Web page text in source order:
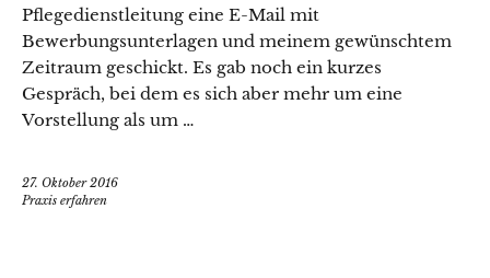
Pflegedienstleitung eine E-Mail mit
Bewerbungsunterlagen und meinem gewünschtem
Zeitraum geschickt. Es gab noch ein kurzes
Gespräch, bei dem es sich aber mehr um eine
Vorstellung als um …
27. Oktober 2016
Praxis erfahren